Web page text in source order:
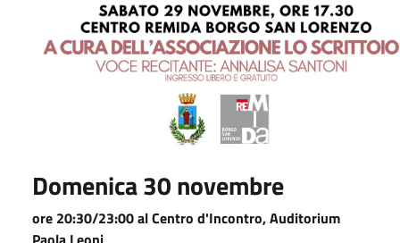
Domenica 30 novembre
ore 20:30/23:00 al Centro d'Incontro, Auditorium